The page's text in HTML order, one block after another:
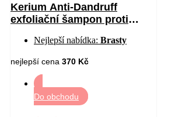
Kerium Anti-Dandruff
exfoliační šampon proti
Nejlepší nabídka: Brasty
nejlepší cena 370 Kč
Do obchodu